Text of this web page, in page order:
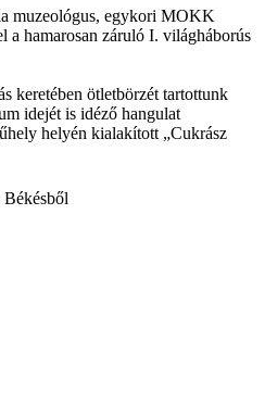
muzeológus, egykori MOKK
a hamarosan záruló I. világháborús
keretében ötletbörzét tartottunk
idejét is idéző hangulat
helyén kialakított „Cukrász